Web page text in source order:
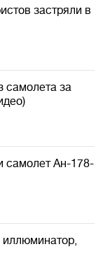
застряли в
самолета за
самолет Ан-178-